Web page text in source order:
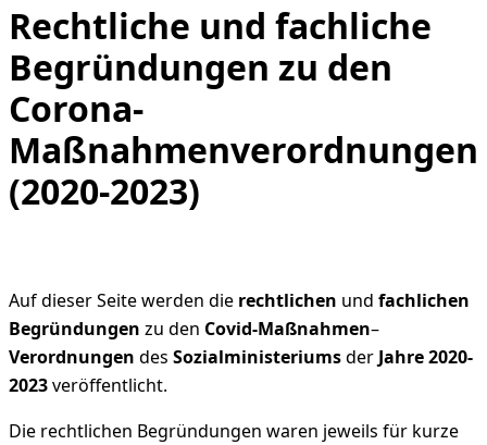
Rechtliche und fachliche
Begründungen zu den
Corona-
Maßnahmenverordnungen
(2020-2023)
Auf dieser Seite werden die rechtlichen und fachlichen
Begründungen zu den Covid-Maßnahmen–
Verordnungen des Sozialministeriumsder Jahre 2020-
2023veröffentlicht.
Die rechtlichen Begründungen waren jeweils für kurze